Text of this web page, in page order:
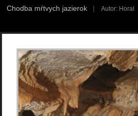
Chodba mŕtvych jazierok | Autor: Horal